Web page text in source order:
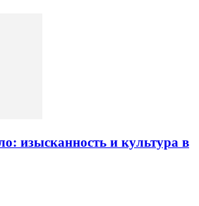
изысканность и культура в